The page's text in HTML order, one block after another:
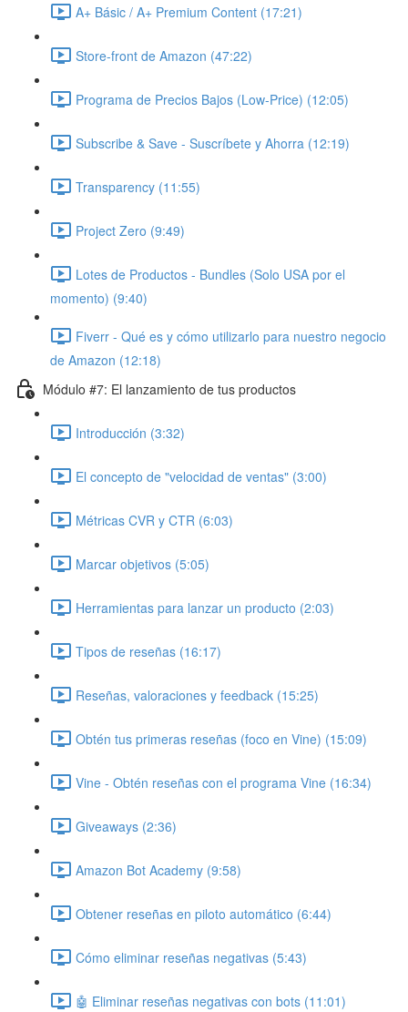
A+ Básic / A+ Premium Content (17:21)
Store-front de Amazon (47:22)
Programa de Precios Bajos (Low-Price) (12:05)
Subscribe & Save - Suscríbete y Ahorra (12:19)
Transparency (11:55)
Project Zero (9:49)
Lotes de Productos - Bundles (Solo USA por el
momento) (9:40)
Fiverr - Qué es y cómo utilizarlo para nuestro negocio
de Amazon (12:18)
Módulo #7: El lanzamiento de tus productos
Introducción (3:32)
El concepto de "velocidad de ventas" (3:00)
Métricas CVR y CTR (6:03)
Marcar objetivos (5:05)
Herramientas para lanzar un producto (2:03)
Tipos de reseñas (16:17)
Reseñas, valoraciones y feedback (15:25)
Obtén tus primeras reseñas (foco en Vine) (15:09)
Vine - Obtén reseñas con el programa Vine (16:34)
Giveaways (2:36)
Amazon Bot Academy (9:58)
Obtener reseñas en piloto automático (6:44)
Cómo eliminar reseñas negativas (5:43)
🤖 Eliminar reseñas negativas con bots (11:01)